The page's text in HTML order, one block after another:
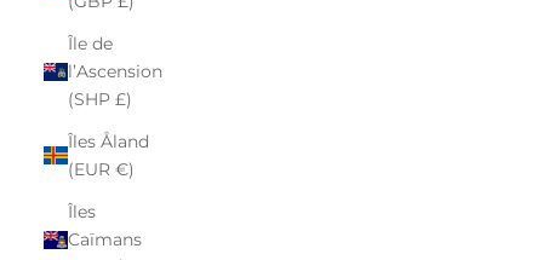
Île de
l’Ascension
(SHP £)
Îles Åland
(EUR €)
Îles
Caïmans